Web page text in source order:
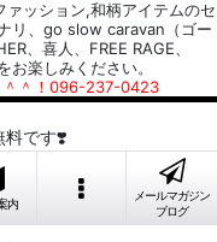
ッション,和柄アイテムのセ
リ、go slow caravan（ゴー
、喜人、FREE RAGE、
楽しみください。
＾＾！096-237-0423
料です❣️
内
メールマガジン
ブログ